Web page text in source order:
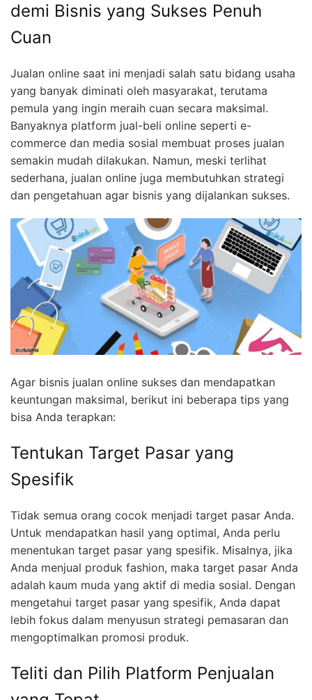
demi Bisnis yang Sukses Penuh
Cuan
Jualan online saat ini menjadi salah satu bidang usaha
yang banyak diminati oleh masyarakat, terutama
pemula yang ingin meraih cuan secara maksimal.
Banyaknya platform jual-beli online seperti e-
commerce dan media sosial membuat proses jualan
semakin mudah dilakukan. Namun, meski terlihat
sederhana, jualan online juga membutuhkan strategi
dan pengetahuan agar bisnis yang dijalankan sukses.
Agar bisnis jualan online sukses dan mendapatkan
keuntungan maksimal, berikut ini beberapa tips yang
bisa Anda terapkan:
Tentukan Target Pasar yang
Spesifik
Tidak semua orang cocok menjadi target pasar Anda.
Untuk mendapatkan hasil yang optimal, Anda perlu
menentukan target pasar yang spesifik. Misalnya, jika
Anda menjual produk fashion, maka target pasar Anda
adalah kaum muda yang aktif di media sosial. Dengan
mengetahui target pasar yang spesifik, Anda dapat
lebih fokus dalam menyusun strategi pemasaran dan
mengoptimalkan promosi produk.
Teliti dan Pilih Platform Penjualan